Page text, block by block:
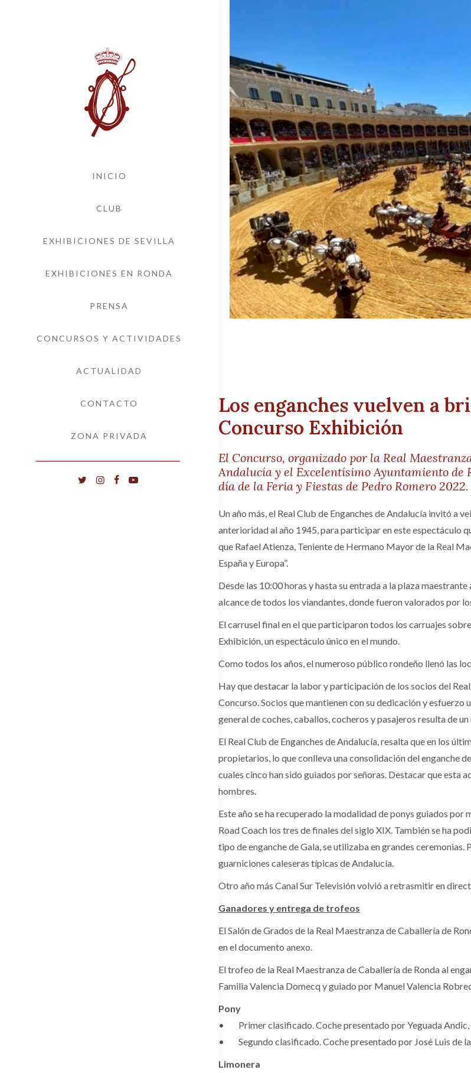
INICIO
CLUB
EXHIBICIONES DE SEVILLA
EXHIBICIONES EN RONDA
PRENSA
CONCURSOS Y ACTIVIDADES
ACTUALIDAD
CONTACTO
ZONA PRIVADA
Los enganches vuelven a
Concurso Exhibición
El Concurso, organizado por la Real
Andalucía y el Excelentísimo Ayuntamiento de
día de la Feria y Fiestas de Pedro Romero 2022.
Un año más, el Real Club de Enganches de Andalucía invitó a
anterioridad al año 1945, para participar en este espectáculo
que Rafael Atienza, Teniente de Hermano Mayor de la Real
España y Europa”.
Desde las 10:00 horas y hasta su entrada a la plaza
alcance de todos los viandantes, donde fueron valorados por
El carrusel final en el que participaron todos los carruajes
Exhibición, un espectáculo único en el mundo.
Como todos los años, el numeroso público rondeño llenó las
Hay que destacar la labor y participación de los socios del
Concurso. Socios que mantienen con su dedicación y
general de coches, caballos, cocheros y pasajeros resulta de
El Real Club de Enganches de Andalucía, resalta que en los
propietarios, lo que conlleva una consolidación del enganche
cuales cinco han sido guiados por señoras. Destacar que esta
hombres.
Este año se ha recuperado la modalidad de ponys guiados
Road Coach los tres de finales del siglo XIX. También se ha
tipo de enganche de Gala, se utilizaba en grandes
guarniciones caleseras típicas de Andalucía.
Otro año más Canal Sur Televisión volvió a retrasmitir en
Ganadores y entrega de trofeos
El Salón de Grados de la Real Maestranza de Caballería de
en el documento anexo.
El trofeo de la Real Maestranza de Caballería de Ronda al
Familia Valencia Domecq y guiado por Manuel Valencia
Pony
• Primer clasificado. Coche presentado por Yeguada
• Segundo clasificado. Coche presentado por José Luis de la
Limonera